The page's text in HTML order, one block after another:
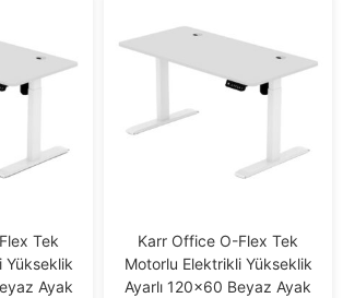
Tek
Yükseklik
Ayak
Karr Office O-Flex Tek
Motorlu Elektrikli Yükseklik
Ayarlı 120×60 Beyaz Ayak